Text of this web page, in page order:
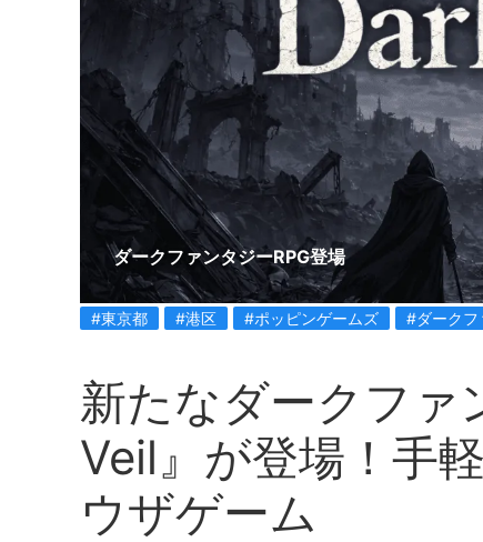
ダークファンタジーRPG登場
#東京都 #港区 #ポッピンゲームズ #ダークフ
新たなダークファ
Veil』が登場！手
ウザゲーム